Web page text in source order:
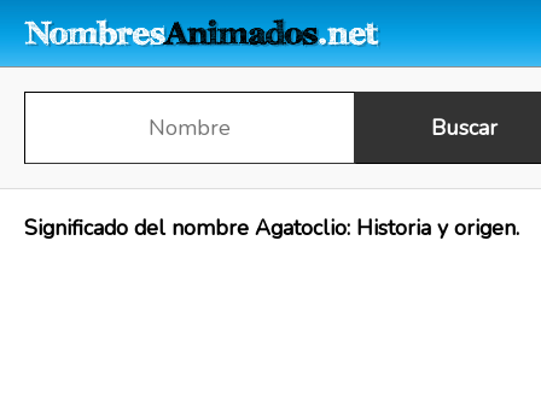
Significado del nombre Agatoclio: Historia y origen.